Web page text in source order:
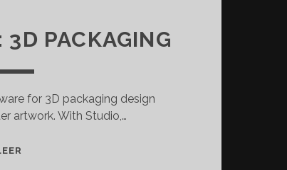
PACKAGING
for 3D packaging design
artwork. With Studio,…